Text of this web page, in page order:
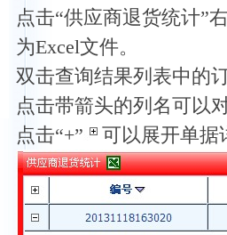
点击“供应商退货统计”
为Excel文件。
双击查询结果列表中的
点击带箭头的列名可以
点击“+”
可以展开单据